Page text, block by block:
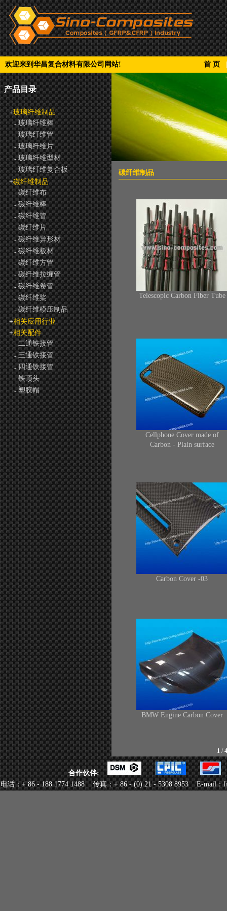
欢迎来到华昌复合材料有限公司网站! 首 页
产品目录
+玻璃纤维制品
- 玻璃纤维棒
- 玻璃纤维管
- 玻璃纤维片
- 玻璃纤维型材
- 玻璃纤维复合板
+碳纤维制品
- 碳纤维布
- 碳纤维棒
- 碳纤维管
- 碳纤维片
- 碳纤维异形材
- 碳纤维板材
- 碳纤维方管
- 碳纤维拉缠管
- 碳纤维卷管
- 碳纤维桨
- 碳纤维模压制品
+相关应用行业
+相关配件
- 二通铁接管
- 三通铁接管
- 四通铁接管
- 铁顶头
- 塑胶帽
碳纤维制品
Telescopic Carbon Fiber Tube
Cellphone Cover made of
Carbon - Plain surface
Carbon Cover -03
BMW Engine Carbon Cover
1/4
合作伙伴:
电话：+ 86 - 188 1774 1488 传真：+ 86 - (0) 21 - 5308 8953 E-mail：